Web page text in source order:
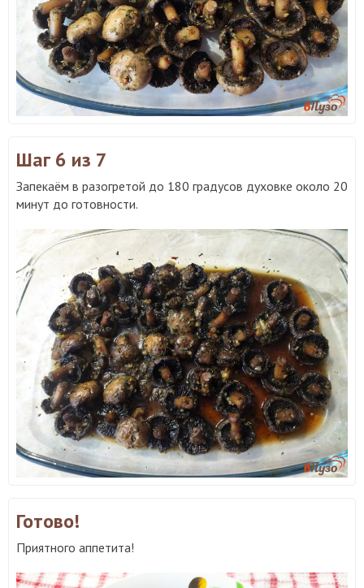
Шаг 6 из 7
Запекаём в разогретой до 180 градусов духовке около 20
минут до готовности.
Готово!
Приятного аппетита!